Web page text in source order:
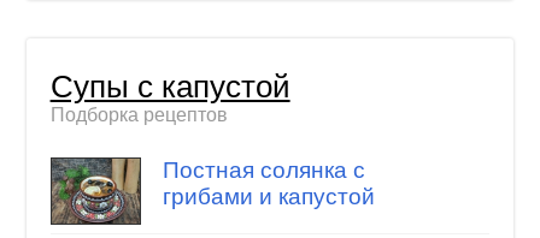
Супы с капустой
Подборка рецептов
Постная солянка с
грибами и капустой